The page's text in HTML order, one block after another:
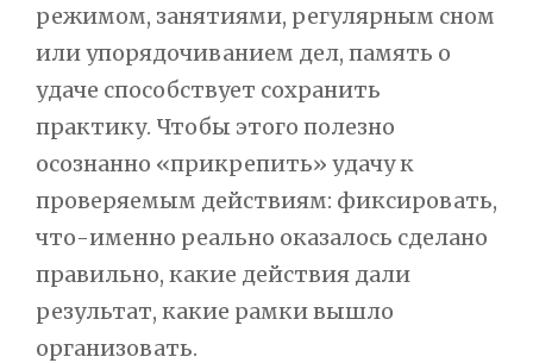
режимом, занятиями, регулярным сном
или упорядочиванием дел, память о
удаче способствует сохранить
практику. Чтобы этого полезно
осознанно «прикрепить» удачу к
проверяемым действиям: фиксировать,
что-именно реально оказалось сделано
правильно, какие действия дали
результат, какие рамки вышло
организовать.